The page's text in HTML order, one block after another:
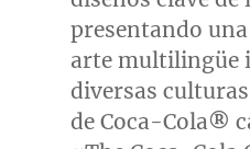
presentando
arte multilingüe
diversas
de Coca-Cola®